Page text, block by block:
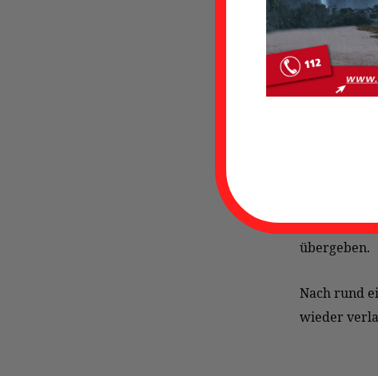
Die
Über den
Diese
übergeben.
Nach rund
wieder